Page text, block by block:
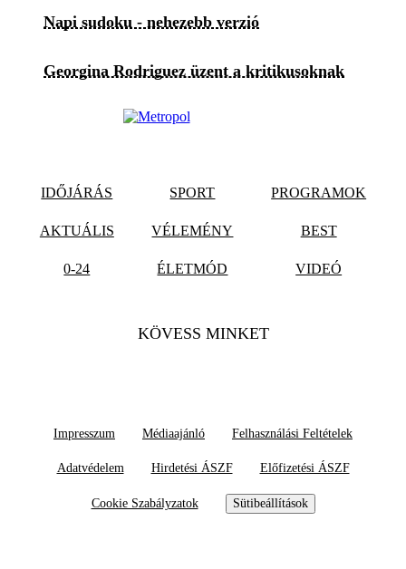
Napi sudoku - nehezebb verzió
Georgina Rodriguez üzent a kritikusoknak
IDŐJÁRÁS SPORT PROGRAMOK
AKTUÁLIS VÉLEMÉNY BEST
0-24 ÉLETMÓD VIDEÓ
KÖVESS MINKET
Impresszum Médiaajánló Felhasználási Feltételek
Adatvédelem Hirdetési ÁSZF Előfizetési ÁSZF
Cookie Szabályzatok Sütibeállítások